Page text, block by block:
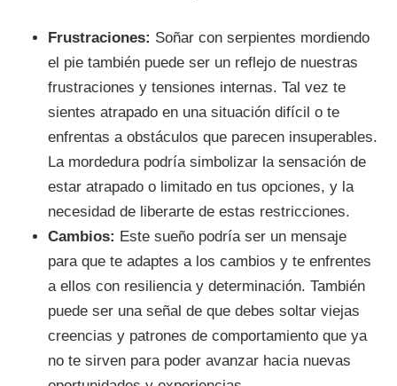
Frustraciones: Soñar con serpientes mordiendo
el pie también puede ser un reflejo de nuestras
frustraciones y tensiones internas. Tal vez te
sientes atrapado en una situación difícil o te
enfrentas a obstáculos que parecen insuperables.
La mordedura podría simbolizar la sensación de
estar atrapado o limitado en tus opciones, y la
necesidad de liberarte de estas restricciones.
Cambios: Este sueño podría ser un mensaje
para que te adaptes a los cambios y te enfrentes
a ellos con resiliencia y determinación. También
puede ser una señal de que debes soltar viejas
creencias y patrones de comportamiento que ya
no te sirven para poder avanzar hacia nuevas